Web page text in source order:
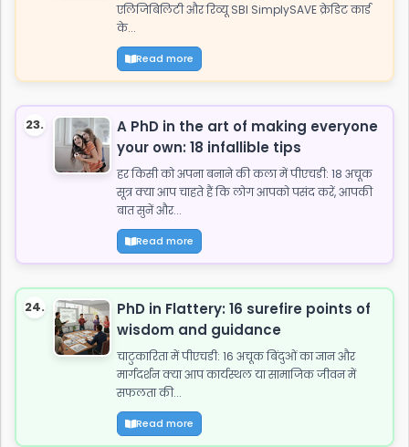
एलिजिबिलिटी और रिव्यू SBI SimplySAVE क्रेडिट कार्ड
के...
Read more
23.
A PhD in the art of making everyone
your own: 18 infallible tips
हर किसी को अपना बनाने की कला में पीएचडी: 18 अचूक
सूत्र क्या आप चाहते हैं कि लोग आपको पसंद करें, आपकी
बात सुनें और...
Read more
24.
PhD in Flattery: 16 surefire points of
wisdom and guidance
चाटुकारिता में पीएचडी: 16 अचूक बिंदुओं का ज्ञान और
मार्गदर्शन क्या आप कार्यस्थल या सामाजिक जीवन में
सफलता की...
Read more